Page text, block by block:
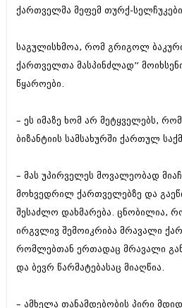
თებერვალი 2014 (318)
ნოემბერი 2013 (279)
ოქტომბერი 2013 (256)
სექტემბერი 2013 (368)
ივნისი 2013 (212)
მაისი 2013 (259)
თებერვალი 2013 (204)
იანვარი 2013 (334)
დეკემბერი 2012 (98)
ნოემბერი 2012 (295)
ოქტომბერი 2012 (350)
სექტემბერი 2012 (264)
აგვისტო 2012 (268)
მაისი 2012 (240)
ქართველმა მეფემ თურქ-
საგულისხმოა, რომ გრიგოლ
ქართველთა მასპინძლად”
წყაროები.
– ეს იმაზე ხომ არ მეტყველებს,
ბიზანტიის სამსახურში ქართულ
– მას უპირველეს მოვალეობად
მოხვედრილ ქართველებზე და
შესაძლო დახმარება. ცნობილია,
ირგვლივ შემოიკრიბა მრავალი
რომლებთან ერთადაც მრავალი
და ბევრ წარმატებასაც მიაღწია.
– ამხელა თანამდებობის პირი